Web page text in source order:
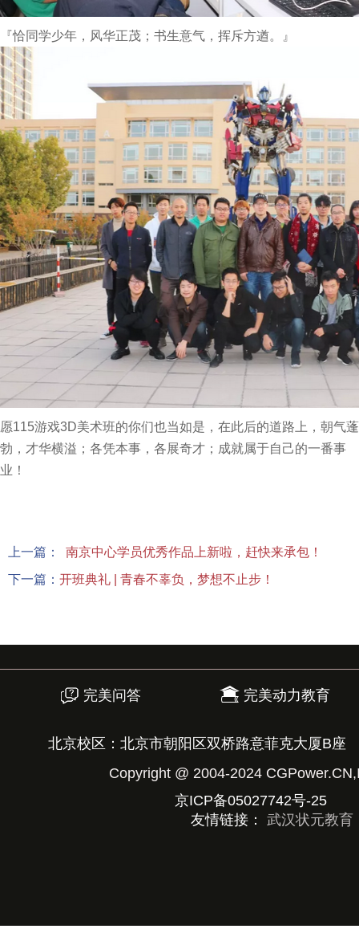
『恰同学少年，风华正茂；书生意气，挥斥方遒。』
愿115游戏3D美术班的你们也当如是，在此后的道路上，朝气蓬
勃，才华横溢；各凭本事，各展奇才；成就属于自己的一番事
业！
上一篇： 南京中心学员优秀作品上新啦，赶快来承包！
下一篇： 开班典礼 | 青春不辜负，梦想不止步！
完美问答 完美动力教育
北京校区：北京市朝阳区双桥路意菲克大厦B座
Copyright @ 2004-2024
京ICP备05027742号-25
友情链接：武汉状元教育